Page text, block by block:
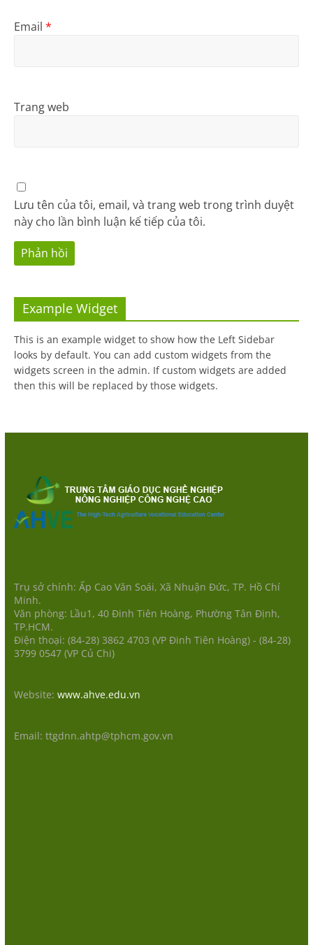
Email *
Trang web
Lưu tên của tôi, email, và trang web trong trình duyệt
này cho lần bình luận kế tiếp của tôi.
Example Widget
This is an example widget to show how the Left Sidebar
looks by default. You can add custom widgets from the
widgets screen in the admin. If custom widgets are added
then this will be replaced by those widgets.
Trụ sở chính: Ấp Cao Văn Soái, Xã Nhuận Đức, TP. Hồ Chí
Minh.
Văn phòng: Lầu1, 40 Đinh Tiên Hoàng, Phường Tân Định,
TP.HCM.
Điện thoại: (84-28) 3862 4703 (VP Đinh Tiên Hoàng) - (84-28)
3799 0547 (VP Củ Chi)
Website: www.ahve.edu.vn
Email: ttgdnn.ahtp@tphcm.gov.vn